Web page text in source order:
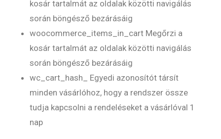
kosár tartalmát az oldalak közötti navigálás
során böngésző bezárásáig
woocommerce_items_in_cart Megőrzi a
kosár tartalmát az oldalak közötti navigálás
során böngésző bezárásáig
wc_cart_hash_ Egyedi azonosítót társít
minden vásárlóhoz, hogy a rendszer össze
tudja kapcsolni a rendeléseket a vásárlóval 1
nap